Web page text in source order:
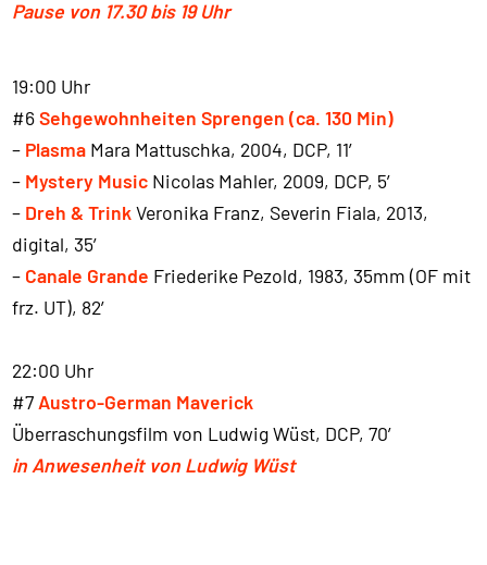
Pause von 17.30 bis 19 Uhr
19:00 Uhr
#6Sehgewohnheiten Sprengen (ca. 130 Min)
– Plasma Mara Mattuschka, 2004, DCP, 11′
– Mystery Music Nicolas Mahler, 2009, DCP, 5′
– Dreh & TrinkVeronika Franz, Severin Fiala, 2013,
digital, 35′
– Canale Grande Friederike Pezold, 1983, 35mm (OF mit
frz. UT), 82′
22:00 Uhr
#7 Austro-German Maverick
Überraschungsfilm von Ludwig Wüst, DCP, 70′
in Anwesenheit von Ludwig Wüst